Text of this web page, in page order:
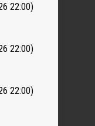
22:00)
22:00)
22:00)